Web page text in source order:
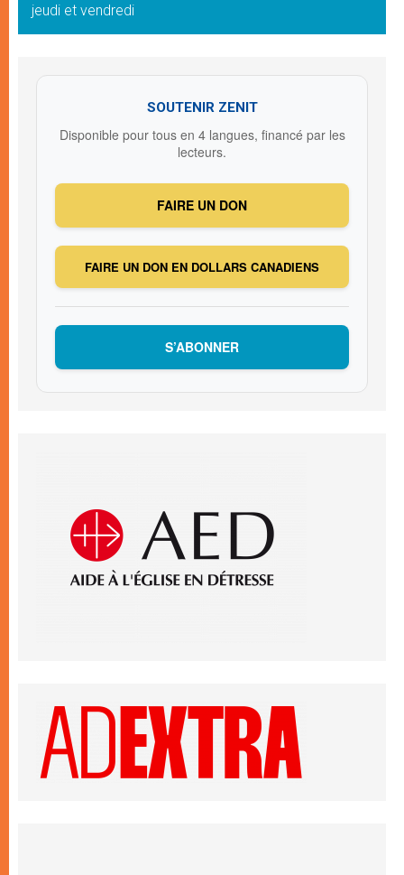
jeudi et vendredi
SOUTENIR ZENIT
Disponible pour tous en 4 langues, financé par les
lecteurs.
FAIRE UN DON
FAIRE UN DON EN DOLLARS CANADIENS
S’ABONNER